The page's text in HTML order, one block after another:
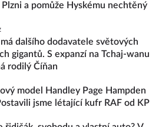
a pomůže Hyskému nechtěný
dalšího dodavatele světových
gigantů. S expanzí na Tchaj-wanu
rodilý Číňan
model Handley Page Hampden
jsme létající kufr RAF od KP